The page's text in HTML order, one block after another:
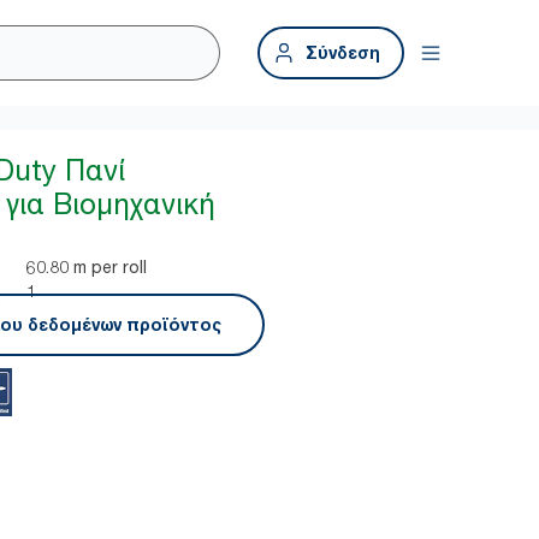
Σύνδεση
Πανί
Βιομηχανική
60.80 m per roll
1
δεδομένων προϊόντος